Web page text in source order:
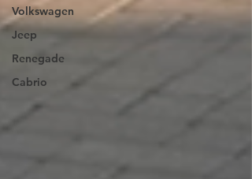
Volkswagen
Jeep
Renegade
Cabrio